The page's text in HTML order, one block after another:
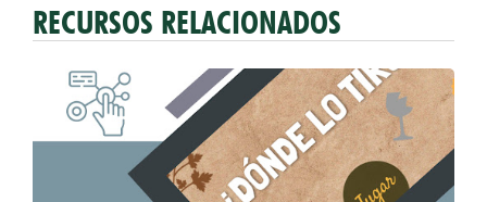
RECURSOS RELACIONADOS